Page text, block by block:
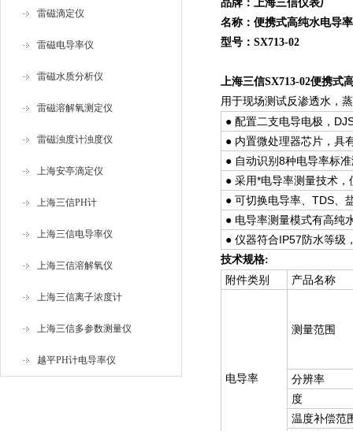
雷磁滴定仪
雷磁电导率仪
雷磁水质分析仪
雷磁溶解氧测定仪
雷磁浊度计浊度仪
上海安亭滴定仪
上海三信PH计
上海三信电导率仪
上海三信溶解氧仪
上海三信离子浓度计
上海三信多参数测量仪
越平PH计电导率仪
品牌：上海三信仪表厂
名称： 便携式高纯水电导
型号： SX713-02
上海三信SX713-02便携式
用于现场测试反渗透水，
● 配置二支电导电极，
● 内置微处理器芯片，具
● 自动识别8种电导率标
● 采用*电导率测量技术
● 可切换电导率、TDS、
● 电导率测量模式有高纯
● 仪器符合IP57防水等级
技术规格:
附件类别 产品名称
电导率
测量范围
分辨率
度
温度补偿范